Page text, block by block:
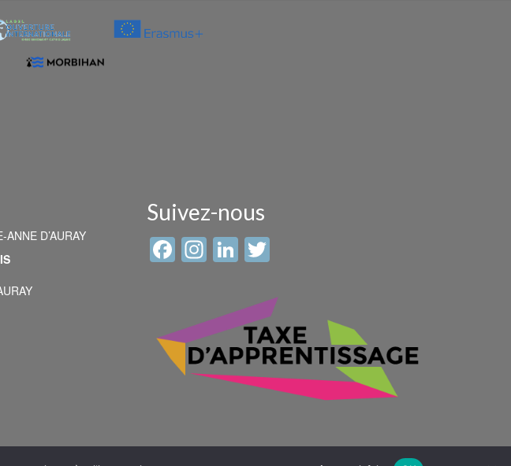
D’AURAY
Suivez-nous
Facebook
Instagram
LinkedIn